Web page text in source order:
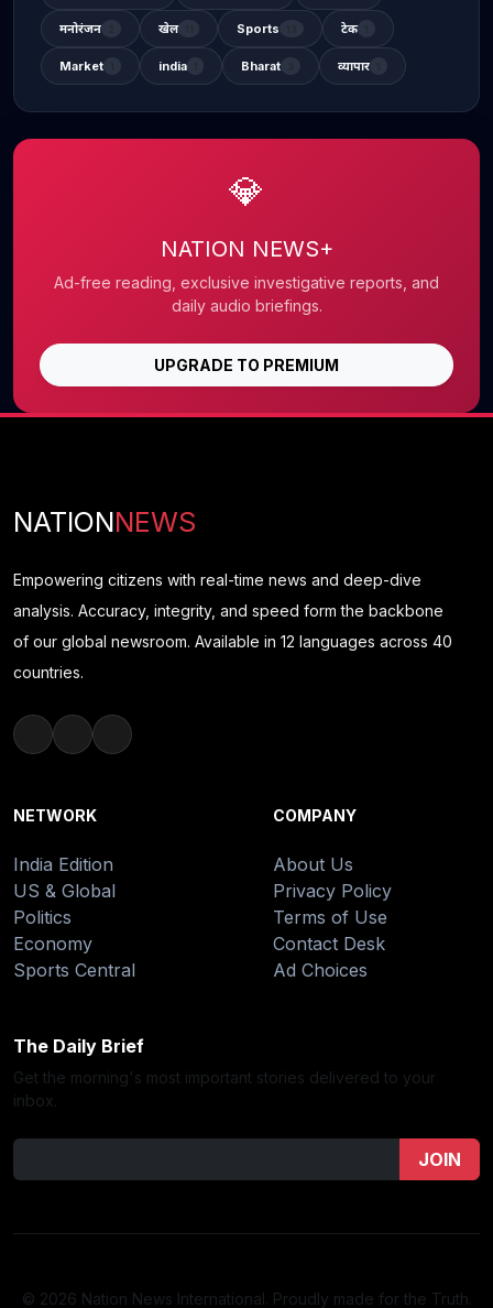
मनोरंजन खेल Sports टेक
Market india Bharat व्यापार
💎
NATION NEWS+
Ad-free reading, exclusive investigative reports, and
daily audio briefings.
UPGRADE TO PREMIUM
NATIONNEWS
Empowering citizens with real-time news and deep-dive
analysis. Accuracy, integrity, and speed form the backbone
of our global newsroom. Available in 12 languages across 40
countries.
NETWORK
India Edition
US & Global
Politics
Economy
Sports Central
COMPANY
About Us
Privacy Policy
Terms of Use
Contact Desk
Ad Choices
The Daily Brief
Get the morning's most important stories delivered to your
inbox.
JOIN
© 2026 Nation News International. Proudly made for the Truth.